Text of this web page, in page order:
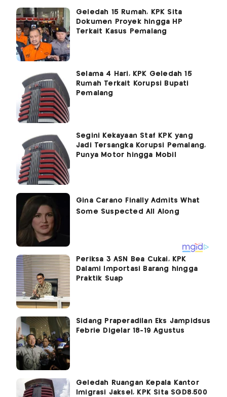
Geledah 15 Rumah, KPK Sita
Dokumen Proyek hingga HP
Terkait Kasus Pemalang
Selama 4 Hari, KPK Geledah 15
Rumah Terkait Korupsi Bupati
Pemalang
Segini Kekayaan Staf KPK yang
Jadi Tersangka Korupsi Pemalang,
Punya Motor hingga Mobil
Periksa 3 ASN Bea Cukai, KPK
Dalami Importasi Barang hingga
Praktik Suap
Sidang Praperadilan Eks Jampidsus
Febrie Digelar 18-19 Agustus
Geledah Ruangan Kepala Kantor
Imigrasi Jaksel, KPK Sita SGD8.500